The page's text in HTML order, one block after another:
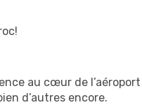
au cœur de
d’autres encore.